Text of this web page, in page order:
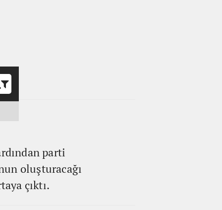
parti
oluşturacağı
çıktı.